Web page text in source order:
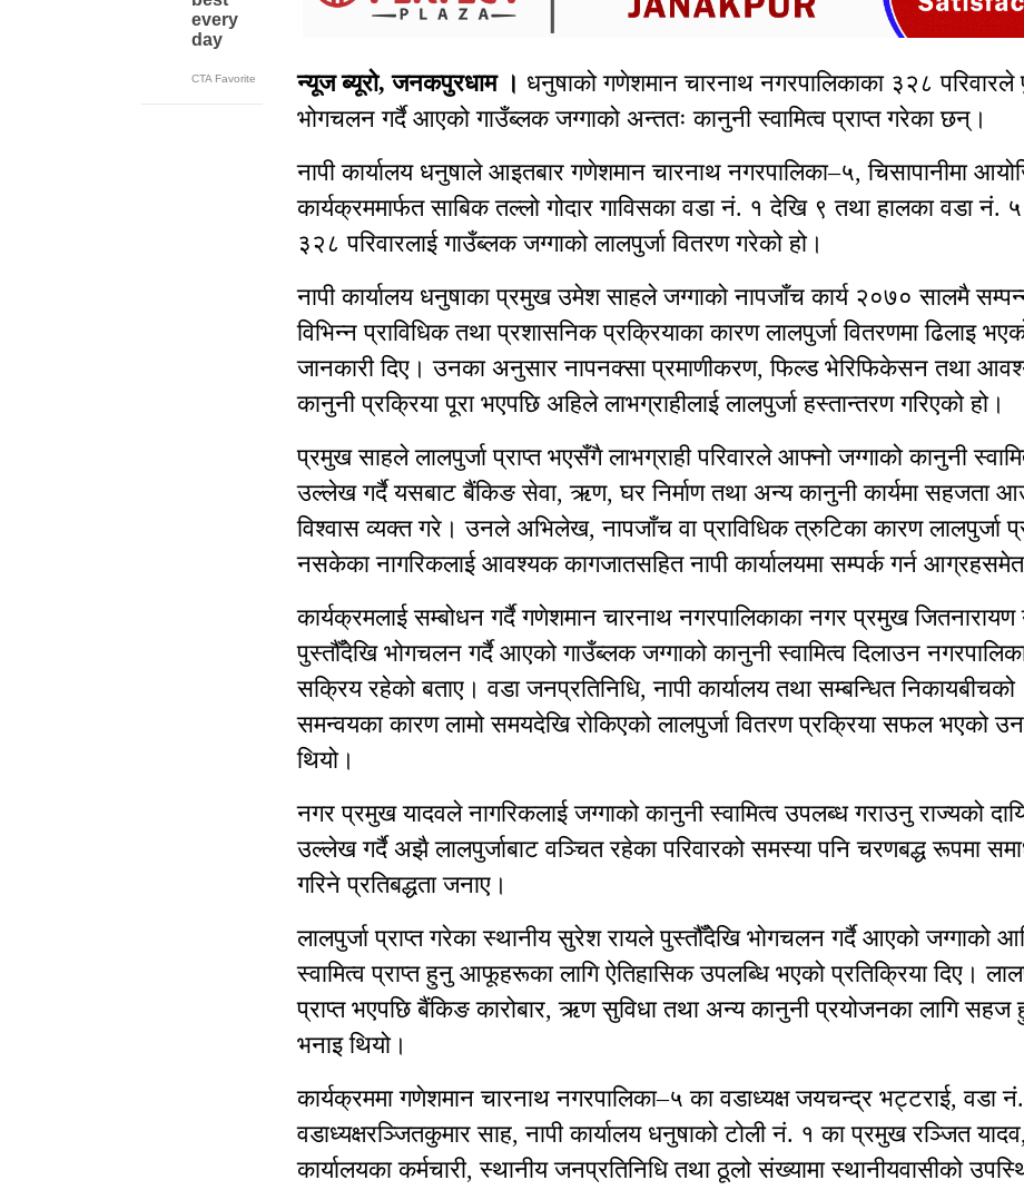
न्यूज ब्यूरो, जनकपुरधाम । धनुषाको गणेशमान चारनाथ नगरपालिकाका ३२८ परिवारले
भोगचलन गर्दै आएको गाउँब्लक जग्गाको अन्ततः कानुनी स्वामित्व प्राप्त गरेका छन्।
नापी कार्यालय धनुषाले आइतबार गणेशमान चारनाथ नगरपालिका–५, चिसापानीमा
कार्यक्रममार्फत साबिक तल्लो गोदार गाविसका वडा नं. १ देखि ९ तथा हालका वडा नं.
३२८ परिवारलाई गाउँब्लक जग्गाको लालपुर्जा वितरण गरेको हो।
नापी कार्यालय धनुषाका प्रमुख उमेश साहले जग्गाको नापजाँच कार्य २०७० सालमै
विभिन्न प्राविधिक तथा प्रशासनिक प्रक्रियाका कारण लालपुर्जा वितरणमा ढिलाइ
जानकारी दिए। उनका अनुसार नापनक्सा प्रमाणीकरण, फिल्ड भेरिफिकेसन तथा
कानुनी प्रक्रिया पूरा भएपछि अहिले लाभग्राहीलाई लालपुर्जा हस्तान्तरण गरिएको हो।
प्रमुख साहले लालपुर्जा प्राप्त भएसँगै लाभग्राही परिवारले आफ्नो जग्गाको कानुनी
उल्लेख गर्दै यसबाट बैंकिङ सेवा, ऋण, घर निर्माण तथा अन्य कानुनी कार्यमा सहजता
विश्वास व्यक्त गरे। उनले अभिलेख, नापजाँच वा प्राविधिक त्रुटिका कारण लालपुर्जा
नसकेका नागरिकलाई आवश्यक कागजातसहित नापी कार्यालयमा सम्पर्क गर्न
कार्यक्रमलाई सम्बोधन गर्दै गणेशमान चारनाथ नगरपालिकाका नगर प्रमुख जितनारायण
पुस्तौँदेखि भोगचलन गर्दै आएको गाउँब्लक जग्गाको कानुनी स्वामित्व दिलाउन
सक्रिय रहेको बताए। वडा जनप्रतिनिधि, नापी कार्यालय तथा सम्बन्धित निकायबीचको
समन्वयका कारण लामो समयदेखि रोकिएको लालपुर्जा वितरण प्रक्रिया सफल भएको
थियो।
नगर प्रमुख यादवले नागरिकलाई जग्गाको कानुनी स्वामित्व उपलब्ध गराउनु राज्यको
उल्लेख गर्दै अझै लालपुर्जाबाट वञ्चित रहेका परिवारको समस्या पनि चरणबद्ध रूपमा
गरिने प्रतिबद्धता जनाए।
लालपुर्जा प्राप्त गरेका स्थानीय सुरेश रायले पुस्तौँदेखि भोगचलन गर्दै आएको जग्गाको
स्वामित्व प्राप्त हुनु आफूहरूका लागि ऐतिहासिक उपलब्धि भएको प्रतिक्रिया दिए।
प्राप्त भएपछि बैंकिङ कारोबार, ऋण सुविधा तथा अन्य कानुनी प्रयोजनका लागि
भनाइ थियो।
कार्यक्रममा गणेशमान चारनाथ नगरपालिका–५ का वडाध्यक्ष जयचन्द्र भट्टराई, वडा
वडाध्यक्षरञ्जितकुमार साह, नापी कार्यालय धनुषाको टोली नं. १ का प्रमुख रञ्जित
कार्यालयका कर्मचारी, स्थानीय जनप्रतिनिधि तथा ठूलो संख्यामा स्थानीयवासीको